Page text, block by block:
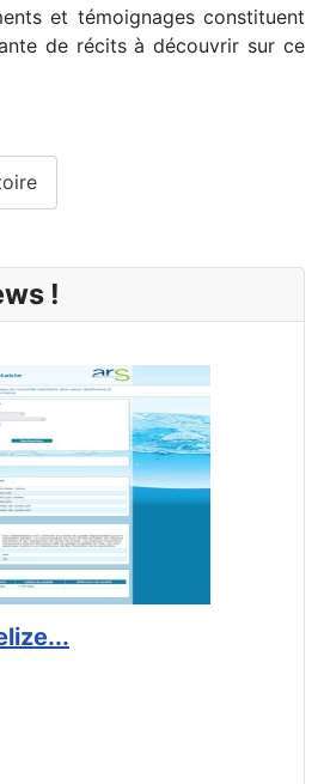
et témoignages constituent
de récits à découvrir sur ce
!